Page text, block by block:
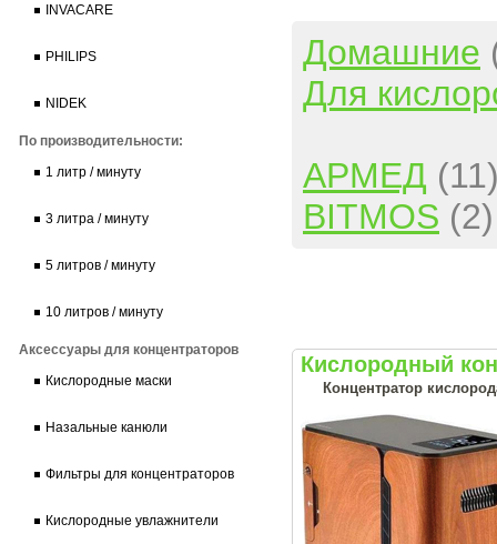
INVACARE
PHILIPS
NIDEK
По производительности:
1 литр / минуту
3 литра / минуту
5 литров / минуту
10 литров / минуту
Аксессуары для концентраторов
Кислородные маски
Назальные канюли
Фильтры для концентраторов
Кислородные увлажнители
Домашние
Для
АРМЕД
BITMOS (2)
Кислородный
Концентратор